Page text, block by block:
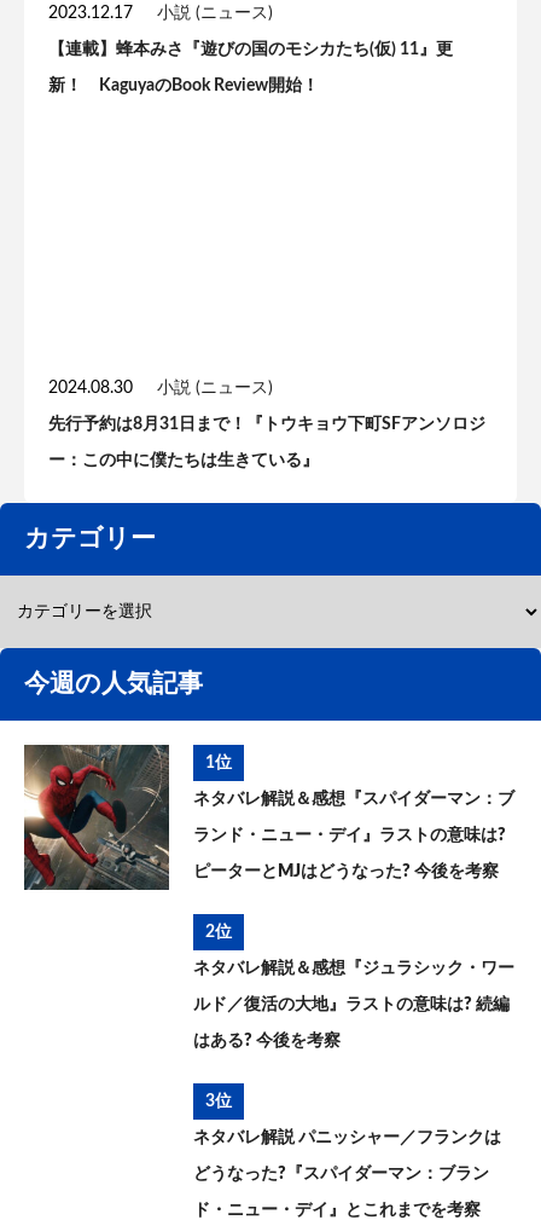
2023.12.17 小説 (ニュース)
【連載】蜂本みさ『遊びの国のモシカたち(仮) 11』更
新！ KaguyaのBook Review開始！
2024.08.30 小説 (ニュース)
先行予約は8月31日まで！『トウキョウ下町SFアンソロジ
ー：この中に僕たちは生きている』
カテゴリー
今週の人気記事
1位
ネタバレ解説＆感想『スパイダーマン：ブ
ランド・ニュー・デイ』ラストの意味は?
ピーターとMJはどうなった? 今後を考察
2位
ネタバレ解説＆感想『ジュラシック・ワー
ルド／復活の大地』ラストの意味は? 続編
はある? 今後を考察
3位
ネタバレ解説 パニッシャー／フランクは
どうなった?『スパイダーマン：ブラン
ド・ニュー・デイ』とこれまでを考察